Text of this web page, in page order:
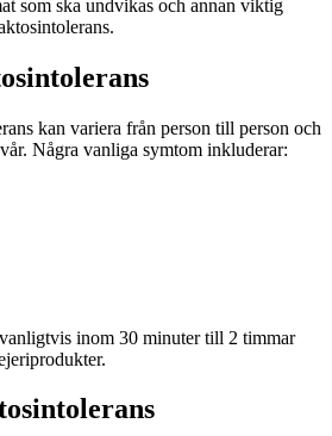
som ska undvikas och annan viktig
kan variera från person till person och
Några vanliga symtom inkluderar:
inom 30 minuter till 2 timmar